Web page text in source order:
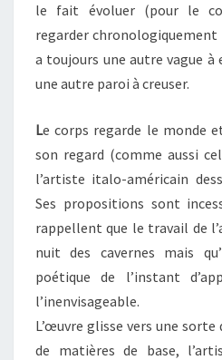
le fait évoluer (pour le
regarder chronologiquement
a toujours une autre vague à
une autre paroi à creuser.
Le corps regarde le monde
son regard (comme aussi
l’artiste italo-américain
Ses propositions sont
rappellent que le travail de
nuit des cavernes mais
poétique de l’instant
l’inenvisageable.
L’œuvre glisse vers une
de matières de base,